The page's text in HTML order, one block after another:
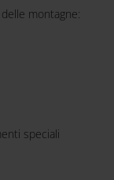
montagne:
speciali